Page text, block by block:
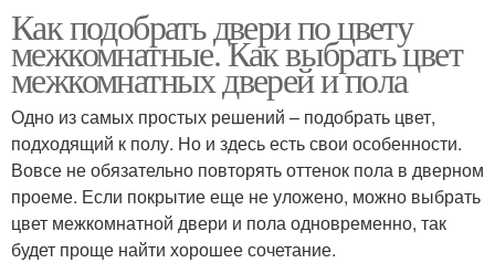
Как подобрать двери по цвету
межкомнатные. Как выбрать цвет
межкомнатных дверей и пола
Одно из самых простых решений – подобрать цвет,
подходящий к полу. Но и здесь есть свои особенности.
Вовсе не обязательно повторять оттенок пола в дверном
проеме. Если покрытие еще не уложено, можно выбрать
цвет межкомнатной двери и пола одновременно, так
будет проще найти хорошее сочетание.